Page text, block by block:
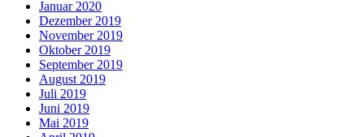
Januar 2020
Dezember 2019
November 2019
Oktober 2019
September 2019
August 2019
Juli 2019
Juni 2019
Mai 2019